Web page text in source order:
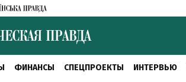
ФИНАНСЫ СПЕЦПРОЕКТЫ ИНТЕРВЬЮ